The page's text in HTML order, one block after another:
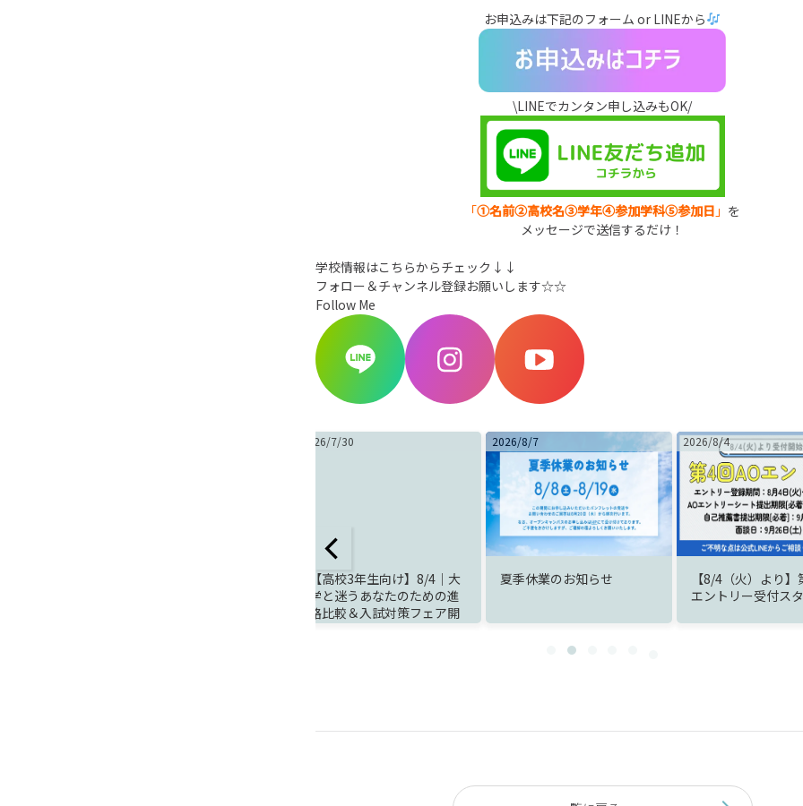
お申込みは下記のフォーム or LINEから
\LINEでカンタン申し込みもOK/
「①名前②高校名③学年④参加学科⑤参加日 」 を
メッセージで送信するだけ！
学校情報はこちらからチェック↓↓
フォロー＆チャンネル登録お願いします☆☆
Follow Me
2026/8/7
夏季休業のお知らせ
2026/8/4
【8/4（火）より】第4回AO
2026/8/1
【お申込み受
8/22(土)オープ